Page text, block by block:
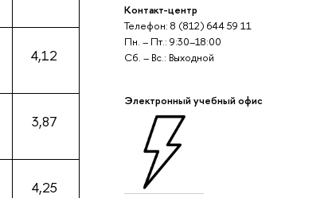
Контакт-центр
Телефон: 8 (812) 644 59 11
Пн. – Пт.: 9:30–18:00
Сб. – Вс.: Выходной
Электронный учебный офис
4,12
3,87
4,25